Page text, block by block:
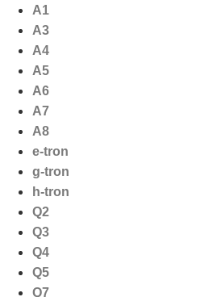
naar
inhoud
A1
A3
A4
A5
A6
A7
A8
e-tron
g-tron
h-tron
Q2
Q3
Q4
Q5
Q7